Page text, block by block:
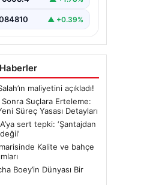
yasa…
▲ +0.39%
maliyetini açıkladı!
Suçlara Erteleme:
Süreç Yasası Detayları
sert tepki: ‘Şantajdan
Kalite ve bahçe
Boey’in Dünyası Bir